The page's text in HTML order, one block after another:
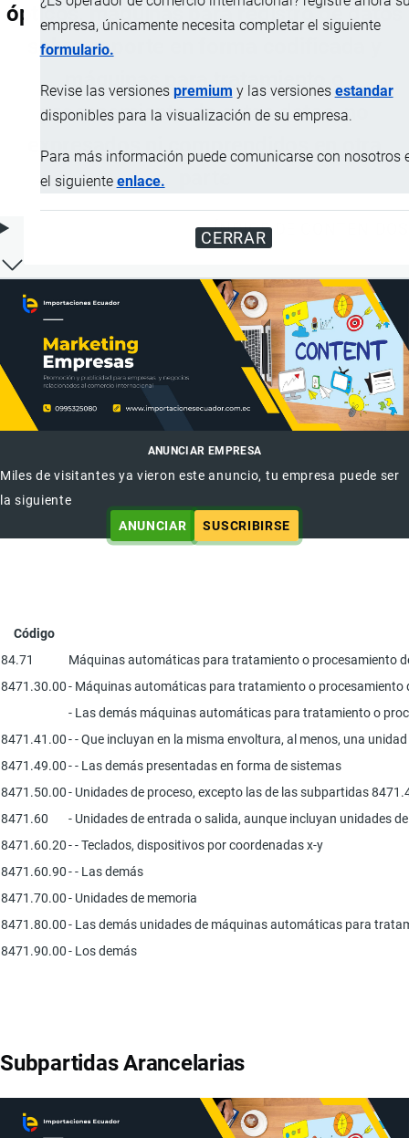
empresa, únicamente necesita completar el siguiente
formulario.
Revise las versiones premium y las versiones estandar
disponibles para la visualización de su empresa.
Para más información puede comunicarse con nosotros
el siguiente enlace.
CERRAR
ópticos, máquinas para registro de datos
sobre soporte en forma codificada y
máquinas para tratamiento o
procesamiento de estos datos, no
expresados ni comprendidos en otra
ÍNDICE DE CONTENIDOS
ANUNCIAR EMPRESA
Miles de visitantes ya vieron este anuncio, tu empresa puede ser
la siguiente
ANUNCIAR
SUSCRIBIRSE
Código
84.71
Máquinas automáticas para tratamiento o procesamiento
8471.30.00- Máquinas automáticas para tratamiento o procesamiento
- Las demás máquinas automáticas para tratamiento o
8471.41.00- - Que incluyan en la misma envoltura, al menos, una
8471.49.00- - Las demás presentadas en forma de sistemas
8471.50.00- Unidades de proceso, excepto las de las subpartidas
8471.60
- Unidades de entrada o salida, aunque incluyan unidades
8471.60.20- - Teclados, dispositivos por coordenadas x-y
8471.60.90- - Las demás
8471.70.00- Unidades de memoria
8471.80.00- Las demás unidades de máquinas automáticas para
8471.90.00- Los demás
Subpartidas Arancelarias